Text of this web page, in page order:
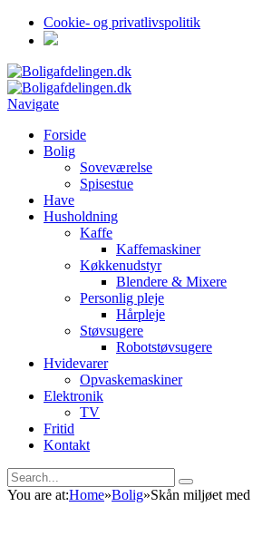
Cookie- og privatlivspolitik
Navigate
Forside
Bolig
Soveværelse
Spisestue
Have
Husholdning
Kaffe
Kaffemaskiner
Køkkenudstyr
Blendere & Mixere
Personlig pleje
Hårpleje
Støvsugere
Robotstøvsugere
Hvidevarer
Opvaskemaskiner
Elektronik
TV
Fritid
Kontakt
You are at:Home»Bolig»Skån miljøet med